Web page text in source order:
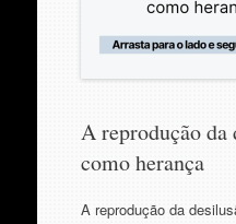
A reprodução da
como herança
A reprodução da